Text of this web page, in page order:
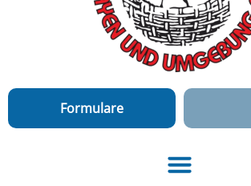
Formulare